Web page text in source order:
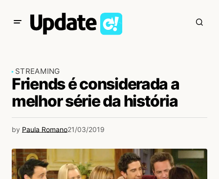
STREAMING
Friends é considerada a
melhor série da história
by Paula Romano21/03/2019